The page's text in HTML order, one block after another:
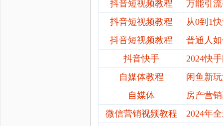
抖音短视频教程
万能引
抖音短视频教程
从0到1
抖音短视频教程
普通人
抖音快手
2024快
自媒体教程
闲鱼新
自媒体
房产营
微信营销视频教程
2024年